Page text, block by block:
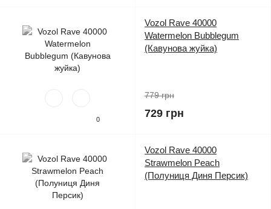
0
Vozol Rave 40000
Watermelon Bubblegum
(Кавунова жуйка)
779 грн
729 грн
Vozol Rave 40000
Strawmelon Peach
(Полуниця Диня Персик)